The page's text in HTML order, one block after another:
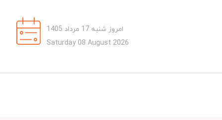
امروز شنبه 17 مرداد 1405
Saturday 08 August 2026